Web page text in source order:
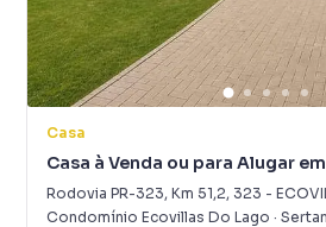
Casa
Casa à Venda ou para Alugar
LAGO
Rodovia PR-323, Km 51,2, 323 -
Condomínio Ecovillas Do Lago ·